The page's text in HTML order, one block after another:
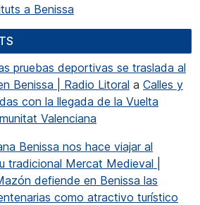
a Benissa
pruebas deportivas se traslada al
Benissa | Radio Litoral a Calles y
con la llegada de la Vuelta
Valenciana
Benissa nos hace viajar al
tradicional Mercat Medieval |
defiende en Benissa las
como atractivo turístico